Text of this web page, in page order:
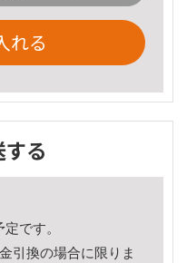
れる
する
です。
引換の場合に限りま